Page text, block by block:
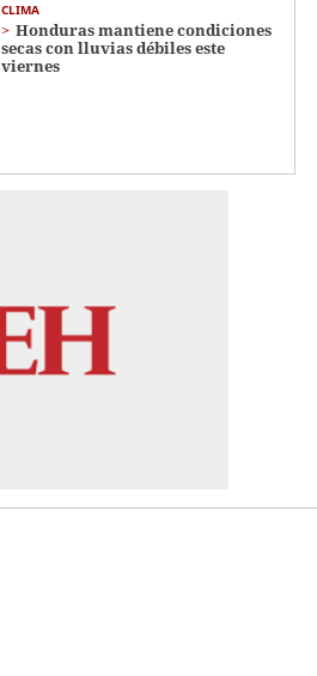
CLIMA
Honduras mantiene condiciones
secas con lluvias débiles este
viernes